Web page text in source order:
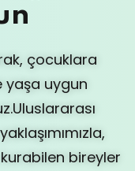
çocuklara
yaşa uygun
Uluslararası
bireyler
your password?